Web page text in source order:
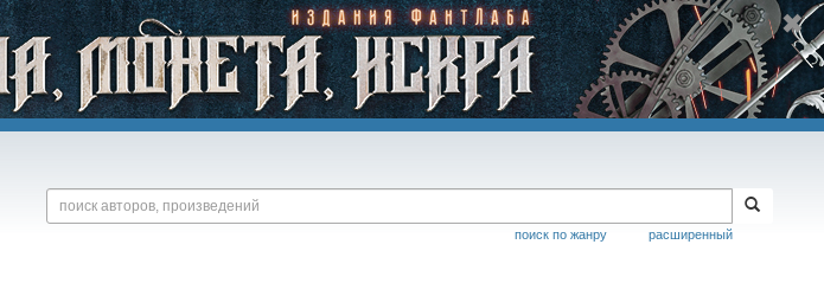
расширенный
поиск по жанру